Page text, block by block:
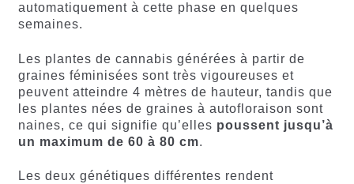
automatiquement à cette phase en quelques
semaines.
Les plantes de cannabis générées à partir de
graines féminisées sont très vigoureuses et
peuvent atteindre 4 mètres de hauteur, tandis que
les plantes nées de graines à autofloraison sont
naines, ce qui signifie qu’elles poussent jusqu’à
un maximum de 60 à 80 cm.
Les deux génétiques différentes rendent